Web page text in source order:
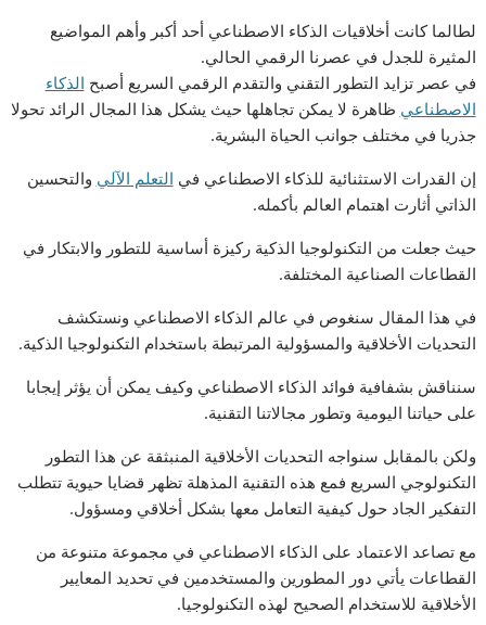
لطالما كانت أخلاقيات الذكاء الاصطناعي أحد أكبر وأهم المواضيع
المثيرة للجدل في عصرنا الرقمي الحالي.
في عصر تزايد التطور التقني والتقدم الرقمي السريع أصبح الذكاء
الاصطناعي ظاهرة لا يمكن تجاهلها حيث يشكل هذا المجال الرائد تحولا
جذريا في مختلف جوانب الحياة البشرية.
إن القدرات الاستثنائية للذكاء الاصطناعي في التعلم الآلي والتحسين
الذاتي أثارت اهتمام العالم بأكمله.
حيث جعلت من التكنولوجيا الذكية ركيزة أساسية للتطور والابتكار في
القطاعات الصناعية المختلفة.
في هذا المقال سنغوص في عالم الذكاء الاصطناعي ونستكشف
التحديات الأخلاقية والمسؤولية المرتبطة باستخدام التكنولوجيا الذكية.
سنناقش بشفافية فوائد الذكاء الاصطناعي وكيف يمكن أن يؤثر إيجابا
على حياتنا اليومية وتطور مجالاتنا التقنية.
ولكن بالمقابل سنواجه التحديات الأخلاقية المنبثقة عن هذا التطور
التكنولوجي السريع فمع هذه التقنية المذهلة تظهر قضايا حيوية تتطلب
التفكير الجاد حول كيفية التعامل معها بشكل أخلاقي ومسؤول.
مع تصاعد الاعتماد على الذكاء الاصطناعي في مجموعة متنوعة من
القطاعات يأتي دور المطورين والمستخدمين في تحديد المعايير
الأخلاقية للاستخدام الصحيح لهذه التكنولوجيا.